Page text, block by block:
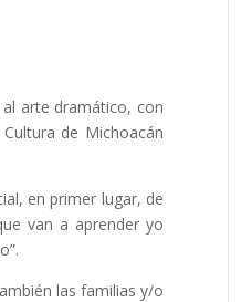
arte dramático, con
de Michoacán
en primer lugar, de
van a aprender yo
las familias y/o